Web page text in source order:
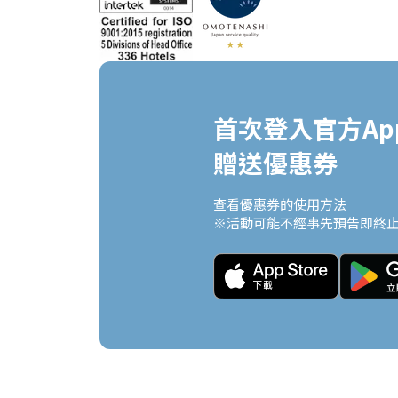
首次登入官方
贈送優惠券
查看優惠券的使用方法
※活動可能不經事先預告即終